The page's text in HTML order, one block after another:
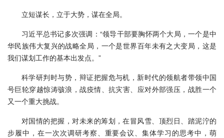
立短谋长，立于大势，谋在全局。
习近平总书记多次强调：“领导干部要胸怀两个大局，一个是中
华民族伟大复兴的战略全局，一个是世界百年未有之大变局，这是
我们谋划工作的基本出发点。”
科学研判时与势，辩证把握危与机，新时代的领航者带领中国
号巨轮穿越惊涛骇浪，战疫情、抗灾害、应对外部强压，战胜一个
又一个重大挑战。
对国情的把握，对未来的筹划，在冒风雪、顶烈日、踏泥泞的
步履中，在一次次调研考察、重要会议、集体学习的思考中，萌